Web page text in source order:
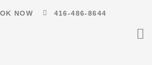
NOW 416-486-8644